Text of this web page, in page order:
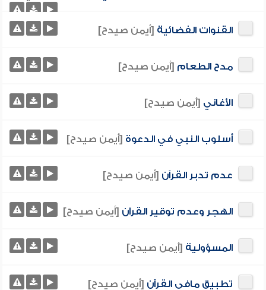
القنوات الفضائية [أيمن صيدح]
مدح الطعام [أيمن صيدح]
الأغاني [أيمن صيدح]
أسلوب النبي في الدعوة [أيمن صيدح]
عدم تدبر القرآن [أيمن صيدح]
الهجر وعدم توقير القرآن [أيمن صيدح]
المسؤولية [أيمن صيدح]
تطبيق مافي القرآن [أيمن صيدح]